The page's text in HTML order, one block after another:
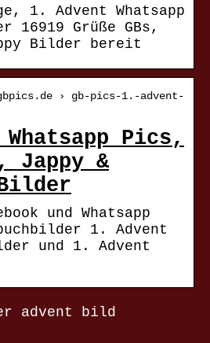
1. Advent Whatsapp
16919 Grüße GBs,
Bilder bereit
› gb-pics-1.-advent-
Pics,
Jappy &
und Whatsapp
1. Advent
und 1. Advent
advent bild